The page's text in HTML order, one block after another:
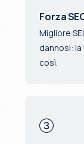
Forza
Migliore
dannosi:
così.